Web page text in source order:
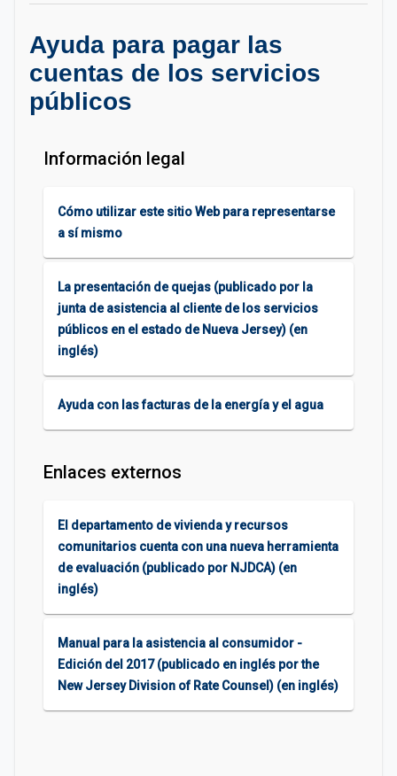
Ayuda para pagar las
cuentas de los servicios
públicos
Información legal
Cómo utilizar este sitio Web para representarse
a sí mismo
La presentación de quejas (publicado por la
junta de asistencia al cliente de los servicios
públicos en el estado de Nueva Jersey) (en
inglés)
Ayuda con las facturas de la energía y el agua
Enlaces externos
El departamento de vivienda y recursos
comunitarios cuenta con una nueva herramienta
de evaluación (publicado por NJDCA) (en
inglés)
Manual para la asistencia al consumidor -
Edición del 2017 (publicado en inglés por the
New Jersey Division of Rate Counsel) (en inglés)